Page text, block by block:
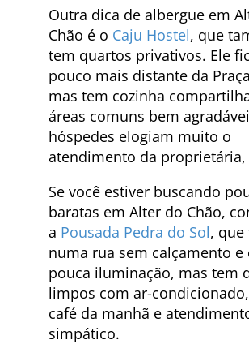
Outra dica de albergue em
Chão é o Caju Hostel, que
tem quartos privativos. Ele
pouco mais distante da
mas tem cozinha
áreas comuns bem
hóspedes elogiam muito o
atendimento da proprietária,
Se você estiver buscando
baratas em Alter do Chão,
a Pousada Pedra do Sol, que
numa rua sem calçamento e
pouca iluminação, mas tem
limpos com ar-
café da manhã e
simpático.